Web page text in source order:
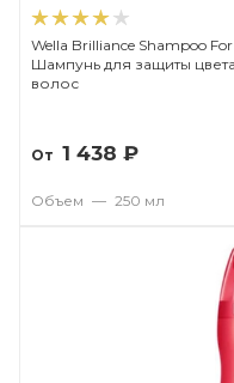
Wella Brilliance Shampoo
Шампунь для защиты
волос
От 1 438 ₽
Объем — 250 мл